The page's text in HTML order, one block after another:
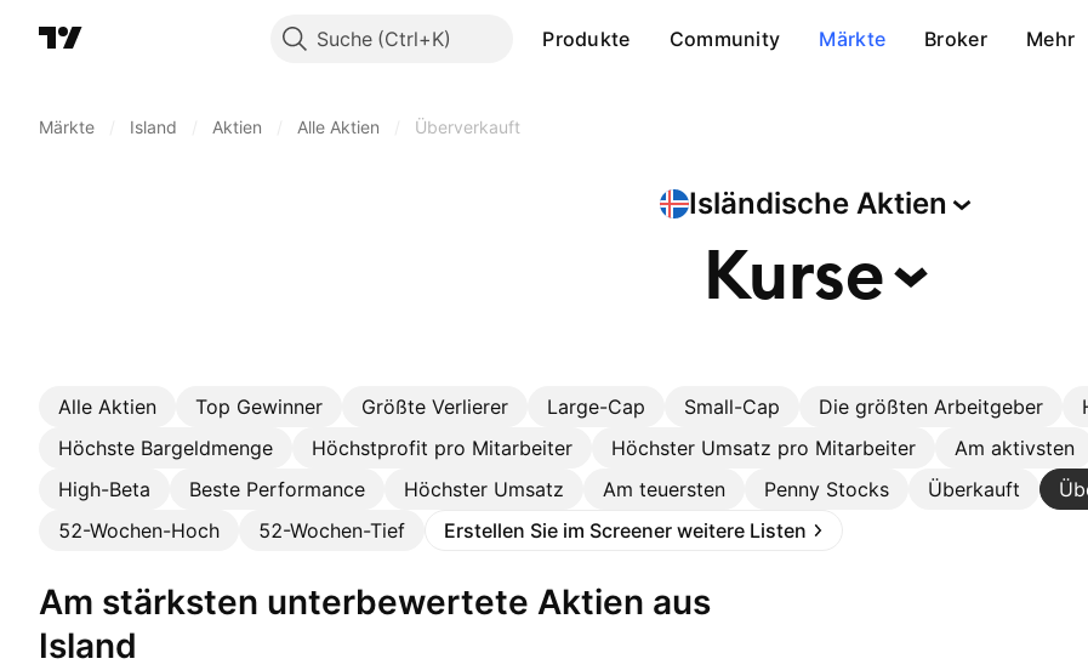
Suche Produkte Community Märkte Broker Mehr
Märkte Island Aktien Alle Aktien Überverkauft
Isländische Aktien
Kurse
Alle Aktien Top Gewinner Größte Verlierer Large-Cap Small-Cap Die größten Arbeitgeber
Höchste Bargeldmenge
Höchstprofit pro Mitarbeiter Höchster Umsatz pro Mitarbeiter Am aktivsten
High-Beta
Beste Performance Höchster Umsatz Am teuersten Penny Stocks Überkauft
52-Wochen-Hoch
52-Wochen-Tief Erstellen Sie im Screener weitere Listen
Am stärksten unterbewertete Aktien aus
Island